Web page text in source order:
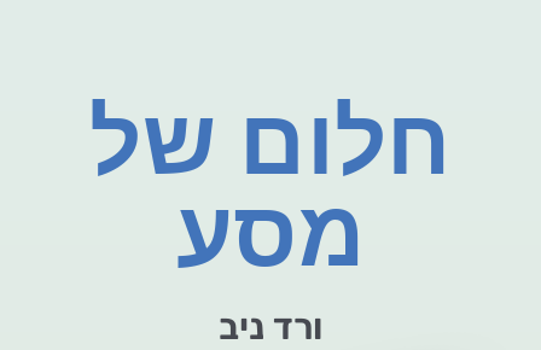
חלום של
מסע
ורד ניב